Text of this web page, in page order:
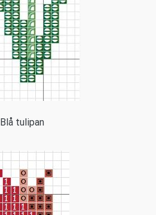
Blå tulipan